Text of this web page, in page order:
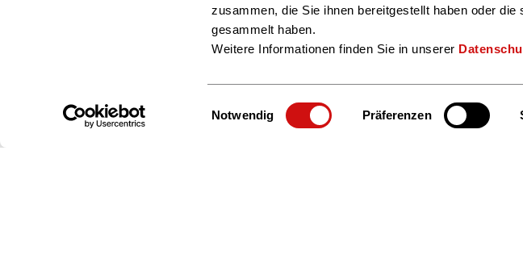
zusammen, die Sie ihnen bereitgestellt haben oder
gesammelt haben.
Weitere Informationen finden Sie in unserer
Einwilligungsauswahl
Notwendig Präferenzen